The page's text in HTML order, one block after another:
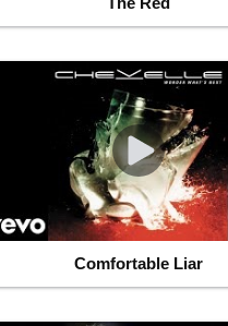
Comfortable Liar